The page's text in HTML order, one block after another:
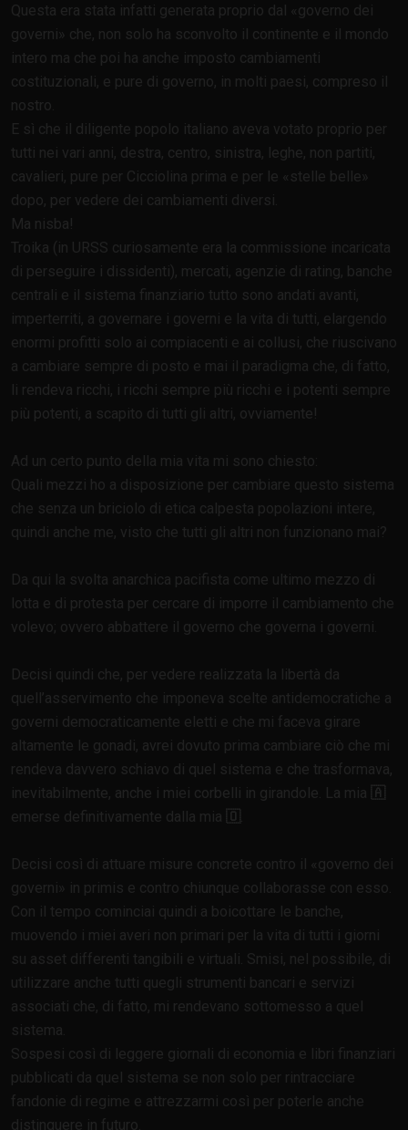
Questa era stata infatti generata proprio dal
governo dei
governi
che, non solo ha sconvolto il continente e il mondo
intero ma che poi ha anche imposto cambiamenti
costituzionali, e pure di governo, in molti paesi, compreso il
nostro.
E sì che il diligente popolo italiano aveva votato proprio per
tutti nei vari anni, destra, centro, sinistra, leghe, non partiti,
cavalieri, pure per Cicciolina prima e per le
stelle belle
dopo, per vedere dei cambiamenti diversi.
Ma nisba!
Troika (in URSS curiosamente era la commissione incaricata
di perseguire i dissidenti), mercati, agenzie di rating, banche
centrali e il sistema finanziario tutto sono andati avanti,
imperterriti, a governare i governi e la vita di tutti, elargendo
enormi profitti solo ai compiacenti e ai collusi, che riuscivano
a cambiare sempre di posto e mai il paradigma che, di fatto,
li rendeva ricchi, i ricchi sempre più ricchi e i potenti sempre
più potenti, a scapito di tutti gli altri, ovviamente!
Ad un certo punto della mia vita mi sono chiesto:
Quali mezzi ho a disposizione per cambiare questo sistema
che senza un briciolo di etica calpesta popolazioni intere,
quindi anche me, visto che tutti gli altri non funzionano mai?
Da qui la svolta anarchica pacifista come ultimo mezzo di
lotta e di protesta per cercare di imporre il cambiamento che
volevo; ovvero abbattere il governo che governa i governi.
Decisi quindi che, per vedere realizzata la libertà da
quell’asservimento che imponeva scelte antidemocratiche a
governi democraticamente eletti e che mi faceva girare
altamente le gonadi, avrei dovuto prima cambiare ciò che mi
rendeva davvero schiavo di quel sistema e che trasformava,
inevitabilmente, anche i miei corbelli in girandole. La mia 🇦
emerse definitivamente dalla mia 🇴
Decisi così di attuare misure concrete contro il
governo dei
governi
in primis e contro chiunque collaborasse con esso.
Con il tempo cominciai quindi a boicottare le banche,
muovendo i miei averi non primari per la vita di tutti i giorni
su asset differenti tangibili e virtuali. Smisi, nel possibile, di
utilizzare anche tutti quegli strumenti bancari e servizi
associati che, di fatto, mi rendevano sottomesso a quel
sistema.
Sospesi così di leggere giornali di economia e libri finanziari
pubblicati da quel sistema se non solo per rintracciare
fandonie di regime e attrezzarmi così per poterle anche
distinguere in futuro.